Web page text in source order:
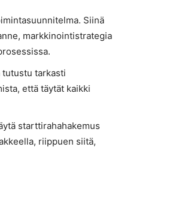
Siinä
markkinointistrategia
tutustu tarkasti
että täytät kaikki
starttirahahakemus
riippuen siitä,